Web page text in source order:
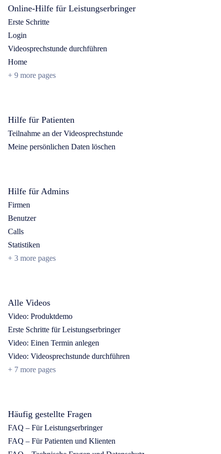
Online-Hilfe für Leistungserbringer
Erste Schritte
Login
Videosprechstunde durchführen
Home
+ 9 more pages
Hilfe für Patienten
Teilnahme an der Videosprechstunde
Meine persönlichen Daten löschen
Hilfe für Admins
Firmen
Benutzer
Calls
Statistiken
+ 3 more pages
Alle Videos
Video: Produktdemo
Erste Schritte für Leistungserbringer
Video: Einen Termin anlegen
Video: Videosprechstunde durchführen
+ 7 more pages
Häufig gestellte Fragen
FAQ – Für Leistungserbringer
FAQ – Für Patienten und Klienten